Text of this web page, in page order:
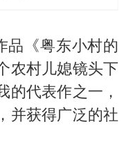
品《粤东小村的
农村儿媳镜头下
的代表作之一，
并获得广泛的社